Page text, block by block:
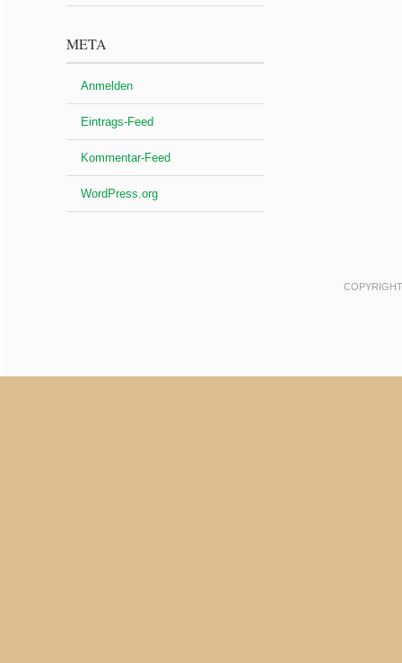
META
Anmelden
Eintrags-Feed
Kommentar-Feed
WordPress.org